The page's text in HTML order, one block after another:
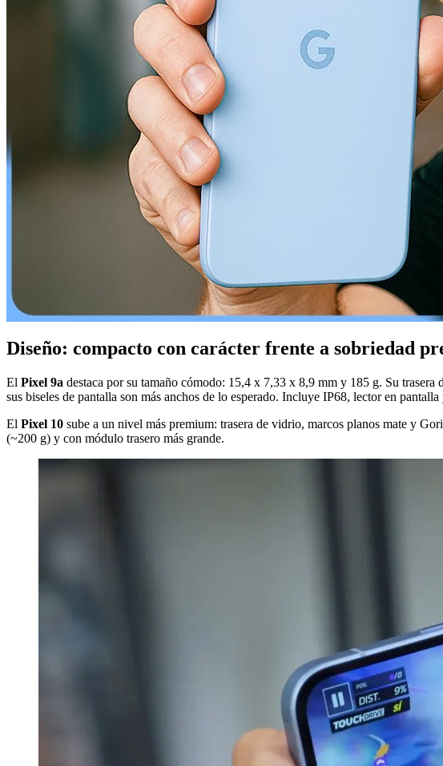
Diseño: compacto con carácter frente a sobriedad
El Pixel 9a destaca por su tamaño cómodo: 15,4 x 7,33 x 8,9 mm y 185 g. Su
sus biseles de pantalla son más anchos de lo esperado. Incluye IP68, lector en
El Pixel 10 sube a un nivel más premium: trasera de vidrio, marcos planos mate y
(~200 g) y con módulo trasero más grande.